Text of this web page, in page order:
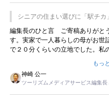
プレミアムヨーグルトを販売する
です。永井社長は、駐車場に都内
ことに目をつけ、高級商品でも売
事を懐かしく読みました。
シニアの住まい選びに「駅チ
暮らし
編集長のひと言 ご寄稿ありがと
す。実家で一人暮らしの母がお世
で２０分くらいの立地でした。私
ました。母の住まいから近いとい
すが、私と妹にとっては、半日仕
は、当人だけではなく、世話をす
と思いました。
もっ
神崎 公一
ツーリズムメディアサービス編集